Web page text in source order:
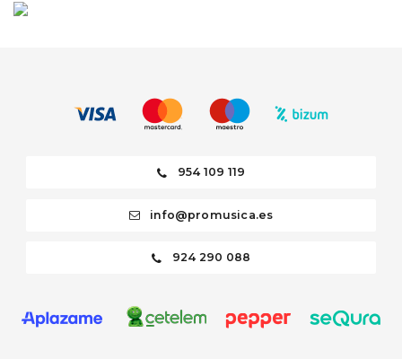
954 109 119
info@promusica.es
924 290 088